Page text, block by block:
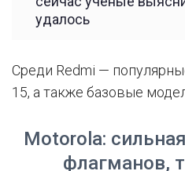
удалось
Среди Redmi —
15, а также базовые
Motorola:
флагманов,